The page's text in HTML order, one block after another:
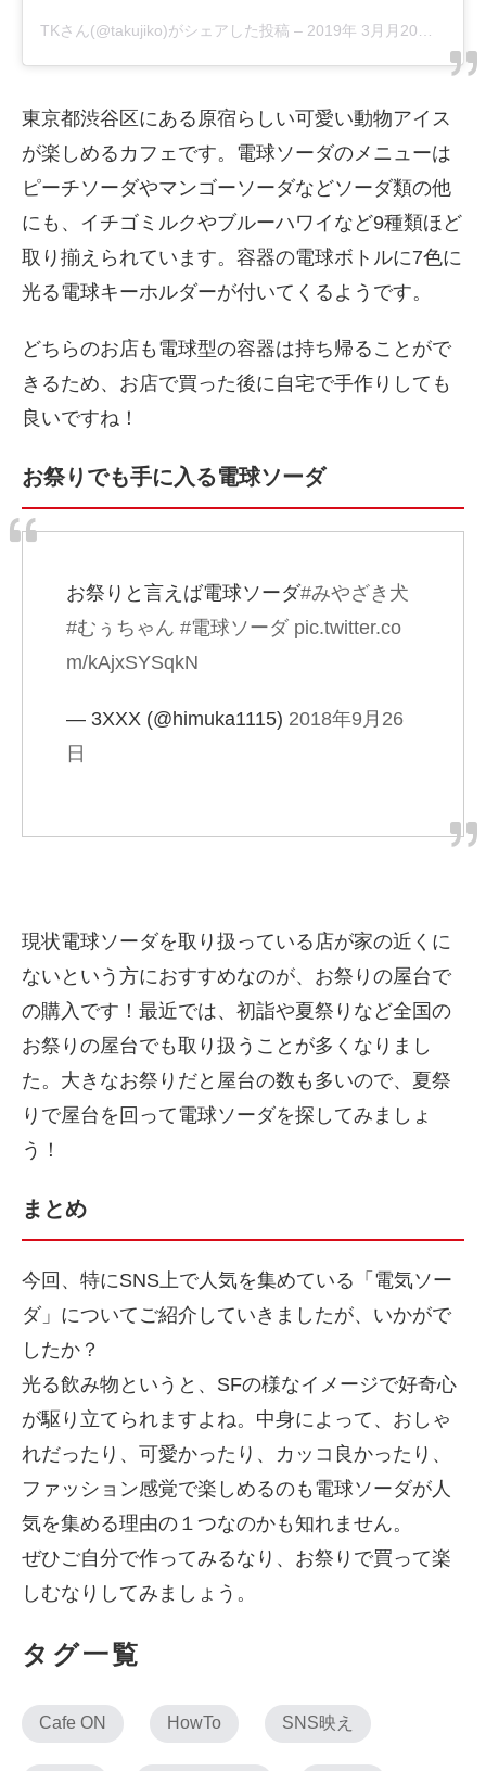
TKさん(@takujiko)がシェアした投稿 – 2019年 3月月20日午後9時57分PDT
東京都渋谷区にある原宿らしい可愛い動物アイス
が楽しめるカフェです。電球ソーダのメニューは
ピーチソーダやマンゴーソーダなどソーダ類の他
にも、イチゴミルクやブルーハワイなど9種類ほど
取り揃えられています。容器の電球ボトルに7色に
光る電球キーホルダーが付いてくるようです。
どちらのお店も電球型の容器は持ち帰ることがで
きるため、お店で買った後に自宅で手作りしても
良いですね！
お祭りでも手に入る電球ソーダ
お祭りと言えば電球ソーダ#みやざき犬
#むぅちゃん #電球ソーダ pic.twitter.co
m/kAjxSYSqkN
— 3XXX (@himuka1115) 2018年9月26
日
現状電球ソーダを取り扱っている店が家の近くに
ないという方におすすめなのが、お祭りの屋台で
の購入です！最近では、初詣や夏祭りなど全国の
お祭りの屋台でも取り扱うことが多くなりまし
た。大きなお祭りだと屋台の数も多いので、夏祭
りで屋台を回って電球ソーダを探してみましょ
う！
まとめ
今回、特にSNS上で人気を集めている「電気ソー
ダ」についてご紹介していきましたが、いかがで
したか？
光る飲み物というと、SFの様なイメージで好奇心
が駆り立てられますよね。中身によって、おしゃ
れだったり、可愛かったり、カッコ良かったり、
ファッション感覚で楽しめるのも電球ソーダが人
気を集める理由の１つなのかも知れません。
ぜひご自分で作ってみるなり、お祭りで買って楽
しむなりしてみましょう。
タグ一覧
Cafe ON HowTo SNS映え